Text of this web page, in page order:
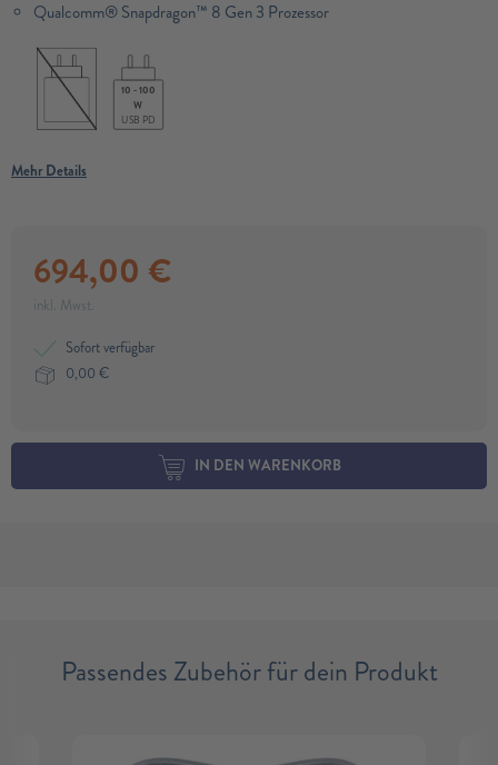
Qualcomm® Snapdragon™ 8 Gen 3 Prozessor
10 - 100
W
USB PD
Mehr Details
694,00 €
inkl. Mwst.
Sofort verfügbar
0,00 €
IN DEN WARENKORB
Passendes Zubehör für dein Produkt